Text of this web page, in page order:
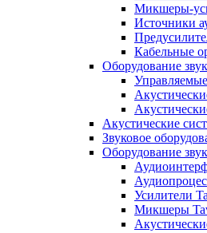
Микшеры-
Источники
Кабельные
Оборудование
Акустические
Звуковое
Оборудование
Усилители
Микшеры